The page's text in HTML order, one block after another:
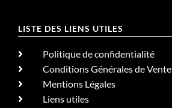
LISTE DES LIENS UTILES
Politique de confidentialité
Conditions Générales de Vente
Mentions Légales
Liens utiles